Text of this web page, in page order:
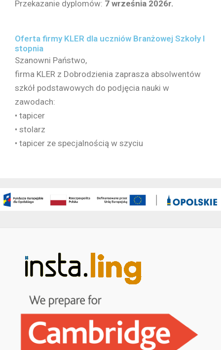
Przekazanie dyplomów: 7 września 2026r.
Oferta firmy KLER dla uczniów Branżowej Szkoły I
stopnia
Szanowni Państwo,
firma KLER z Dobrodzienia zaprasza absolwentów
szkół podstawowych do podjęcia nauki w
zawodach:
• tapicer
• stolarz
• tapicer ze specjalnością w szyciu